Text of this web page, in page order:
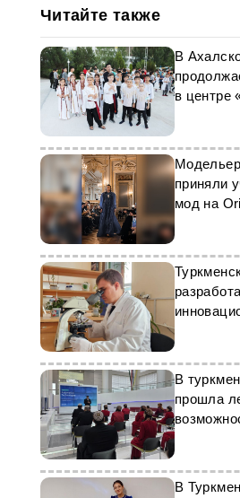
Читайте также
В
в центре
приняли
мод на
Show
мази на
В
прошла
В